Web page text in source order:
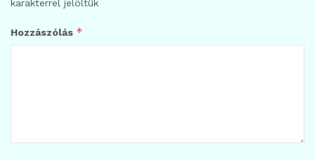
karakterrel jelöltük
Hozzászólás *